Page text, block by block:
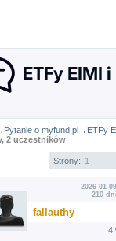
ETFy EIMI i
Pytanie o myfund.pl→ ETFy
2 uczestników
Strony: 1
2026-01-
210
fallauthy
4